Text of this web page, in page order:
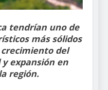
tendrían uno de
más sólidos
del
expansión en
región.